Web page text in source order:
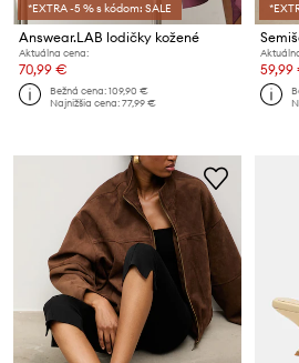
*EXTRA -5 % s kódom: SALE
Answear.LAB lodičky kožené
Aktuálna cena:
70,99 €
Bežná cena:109,90 €
Najnižšia cena:77,99 €
59,99